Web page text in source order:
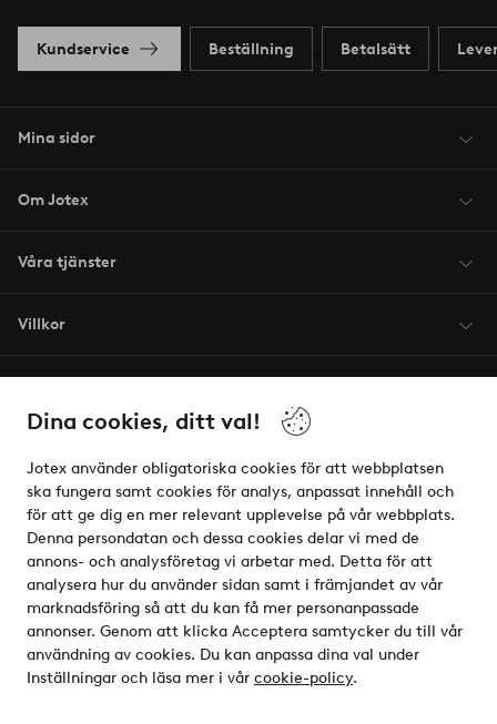
Dina cookies, ditt val!
Jotex använder obligatoriska cookies för att webbplatsen
ska fungera samt cookies för analys, anpassat innehåll och
för att ge dig en mer relevant upplevelse på vår webbplats.
Denna persondatan och dessa cookies delar vi med de
annons- och analysföretag vi arbetar med. Detta för att
analysera hur du använder sidan samt i främjandet av vår
marknadsföring så att du kan få mer personanpassade
annonser. Genom att klicka Acceptera samtycker du till vår
användning av cookies. Du kan anpassa dina val under
Inställningar och läsa mer i vår cookie-policy.
Kundservice Beställning Betalsätt
Mina sidor
Om Jotex
Våra tjänster
Villkor
Säkra betalningar - Betala direkt eller dela upp
Vill du veta mer om våra betalalternativ?
elpy